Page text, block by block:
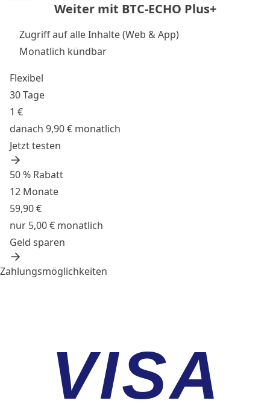
Weiter mit BTC-ECHO Plus+
Zugriff auf alle Inhalte (Web & App)
Monatlich kündbar
Flexibel
30 Tage
1 €
danach 9,90 € monatlich
Jetzt testen
50 % Rabatt
12 Monate
59,90 €
nur 5,00 € monatlich
Geld sparen
Zahlungsmöglichkeiten
VISA